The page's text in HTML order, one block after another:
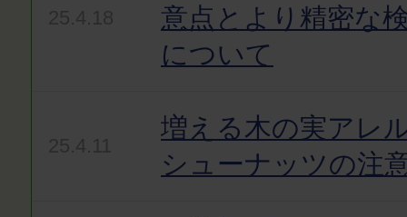
意点とより精密な
について
増える木の実アレ
シューナッツの注